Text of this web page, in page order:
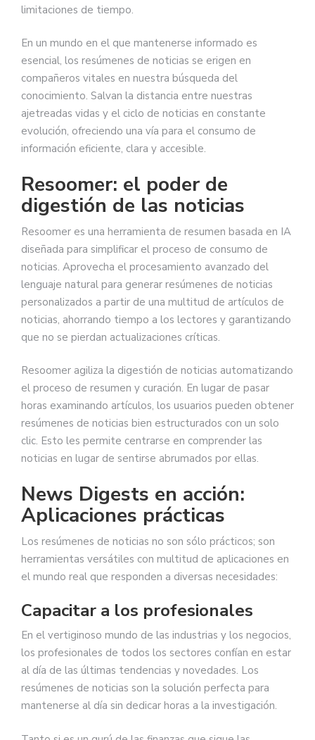
limitaciones de tiempo.
En un mundo en el que mantenerse informado es
esencial, los resúmenes de noticias se erigen en
compañeros vitales en nuestra búsqueda del
conocimiento. Salvan la distancia entre nuestras
ajetreadas vidas y el ciclo de noticias en constante
evolución, ofreciendo una vía para el consumo de
información eficiente, clara y accesible.
Resoomer: el poder de
digestión de las noticias
Resoomer es una herramienta de resumen basada en IA
diseñada para simplificar el proceso de consumo de
noticias. Aprovecha el procesamiento avanzado del
lenguaje natural para generar resúmenes de noticias
personalizados a partir de una multitud de artículos de
noticias, ahorrando tiempo a los lectores y garantizando
que no se pierdan actualizaciones críticas.
Resoomer agiliza la digestión de noticias automatizando
el proceso de resumen y curación. En lugar de pasar
horas examinando artículos, los usuarios pueden obtener
resúmenes de noticias bien estructurados con un solo
clic. Esto les permite centrarse en comprender las
noticias en lugar de sentirse abrumados por ellas.
News Digests en acción:
Aplicaciones prácticas
Los resúmenes de noticias no son sólo prácticos; son
herramientas versátiles con multitud de aplicaciones en
el mundo real que responden a diversas necesidades:
Capacitar a los profesionales
En el vertiginoso mundo de las industrias y los negocios,
los profesionales de todos los sectores confían en estar
al día de las últimas tendencias y novedades. Los
resúmenes de noticias son la solución perfecta para
mantenerse al día sin dedicar horas a la investigación.